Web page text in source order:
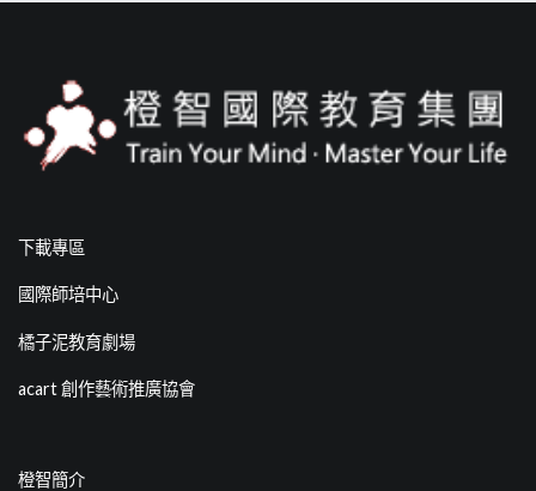
下載專區
國際師培中心
橘子泥教育劇場
acart 創作藝術推廣協會
橙智簡介